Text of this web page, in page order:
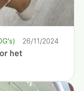
het
26/11/2024